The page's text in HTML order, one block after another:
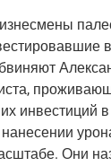
инве­сти­ций
Они